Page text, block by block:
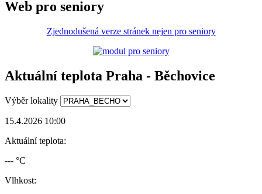
Web pro seniory
Zjednodušená verze stránek nejen pro seniory
Aktuální teplota Praha - Běchovice
Výběr lokality
15.4.2026 10:00
Aktuální teplota:
--- °C
Vlhkost: